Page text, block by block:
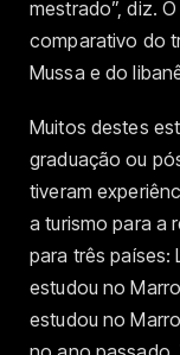
mestrado”, diz.
comparativo do
Mussa e do
Muitos destes
graduação ou
tiveram
a turismo para a
para três países:
estudou no
estudou no